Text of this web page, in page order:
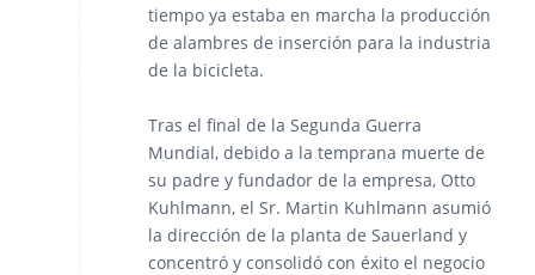
tiempo ya estaba en marcha la producción
de alambres de inserción para la industria
de la bicicleta.
Tras el final de la Segunda Guerra
Mundial, debido a la temprana muerte de
su padre y fundador de la empresa, Otto
Kuhlmann, el Sr. Martin Kuhlmann asumió
la dirección de la planta de Sauerland y
concentró y consolidó con éxito el negocio